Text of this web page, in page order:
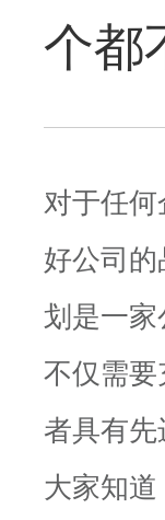
个都
对于任
好公司
划是一
不仅需
者具有
大家知